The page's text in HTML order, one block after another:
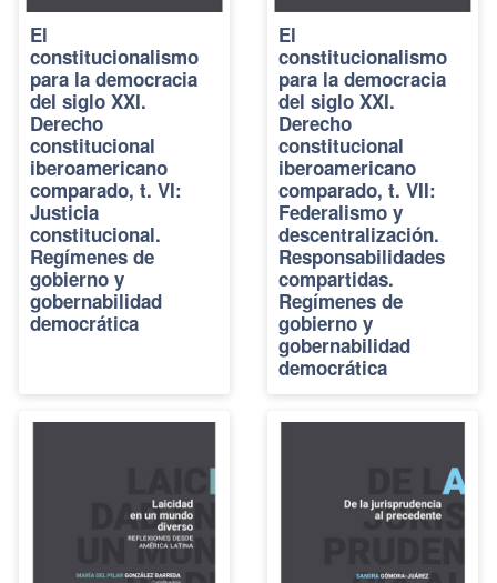
El
constitucionalismo
para la democracia
del siglo XXI.
Derecho
constitucional
iberoamericano
comparado, t. VI:
Justicia
constitucional.
Regímenes de
gobierno y
gobernabilidad
democrática
El
constitucionalismo
para la democracia
del siglo XXI.
Derecho
constitucional
iberoamericano
comparado, t. VII:
Federalismo y
descentralización.
Responsabilidades
compartidas.
Regímenes de
gobierno y
gobernabilidad
democrática